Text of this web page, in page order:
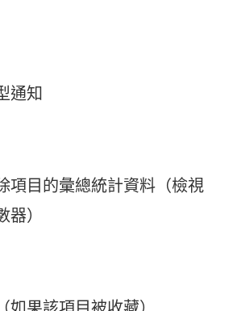
通知
項目的彙總統計資料（檢視
）